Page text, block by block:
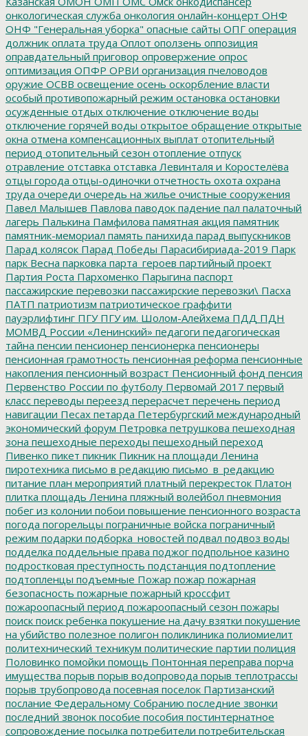
онкологическая служба онкология онлайн-концерт ОНФ
ОНФ "Генеральная уборка" опасные сайты ОПГ операция
должник оплата труда Оплот оползень оппозиция
оправдательный приговор опровержение опрос
оптимизация ОПФР ОРВИ организация пчеловодов
оружие ОСВВ освещение осень оскорбление власти
особый противопожарный режим остановка остановки
осужденные отдых отключение отключение воды
отключение горячей воды открытое обращение открытые
окна отмена компенсационных выплат отопительный
период отопительный сезон отопление отпуск
отравление отставка отставка Левинталя и Коростелёва
отцы города отцы-одиночки отчетность охота охрана
труда очереди очередь на жилье очистные сооружения
Павел Малышев Павлова паводок падение пал палаточный
лагерь Палькина Памфилова памятная акция памятник
памятник-мемориал память панихида парад выпускников
Парад колясок Парад Победы Парасибириада-2019 Парк
парк Весна парковка парта_героев партийный проект
Партия Роста Пархоменко Парыгина паспорт
пассажирские перевозки пассажирские перевозки\ Пасха
ПАТП патриотизм патриотическое граффити
пауэрлифтинг ПГУПГУ им. Шолом-Алейхема ПДД ПДН
МОМВД России «Ленинский» педагоги педагогическая
тайна пенсии пенсионер пенсионерка пенсионеры
пенсионная грамотность пенсионная реформа пенсионные
накопления пенсионный возраст Пенсионный фонд пенсия
Первенство России по футболу Первомай 2017 первый
класс переводы переезд перерасчет перечень период
навигации Песах петарда Петербургский международный
экономический форум Петровка петрушкова пешеходная
зона пешеходные переходы пешеходный переход
Пивенко пикет пикник Пикник на площади Ленина
пиротехника письмо в редакцию письмо_в_редакцию
питание план мероприятий платный перекресток Платон
плитка площадь Ленина пляжный волейбол пневмония
побег из колонии побои повышение пенсионного возраста
погода погорельцы пограничные войска пограничный
режим подарки подборка_новостей подвал подвоз воды
подделка поддельные права поджог подпольное казино
подростковая преступность подстанция подтопление
подтопленцы подъемные Пожар пожар пожарная
безопасность пожарные пожарный кроссфит
пожароопасный период пожароопасный сезон пожары
поиск поиск ребенка покушение на дачу взятки покушение
на убийство полезное полигон поликлиника полиомиелит
политехнический техникум политические партии полиция
Половинко помойки помощь Понтонная переправа порча
имущества порыв порыв водопровода порыв теплотрассы
порыв трубопровода посевная поселок Партизанский
послание Федеральному Собранию последние звонки
последний звонок пособие пособия постинтернатное
сопровождение посылка потребители потребительская